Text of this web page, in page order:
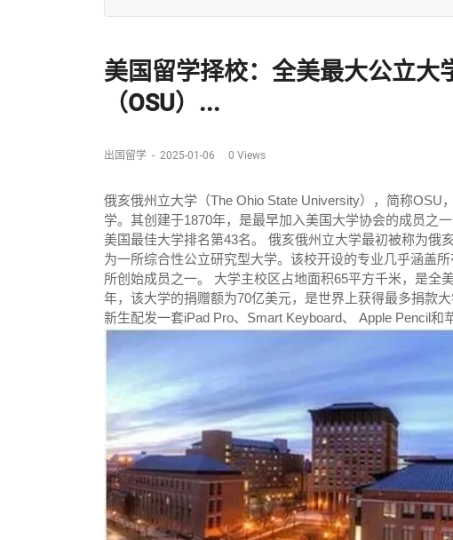
美国留学择校：全美最大公立大
（OSU）...
出国留学 - 2025-01-06 0 Views
俄亥俄州立大学（The Ohio State University），简称OSU
学。其创建于1870年，是最早加入美国大学协会的成员之
美国最佳大学排名第43名。 俄亥俄州立大学最初被称为俄
为一所综合性公立研究型大学。该校开设的专业几乎涵盖
所创始成员之一。 大学主校区占地面积65平方千米，是全
年，该大学的捐赠额为70亿美元，是世界上获得最多捐款
新生配发一套iPad Pro、Smart Keyboard、 Apple Pencil和